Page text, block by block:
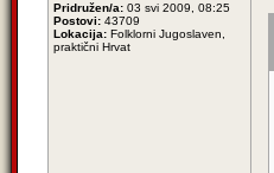
Pridružen/a: 03 svi 2009, 08:25
Postovi: 43709
Lokacija: Folklorni Jugoslaven,
praktični Hrvat